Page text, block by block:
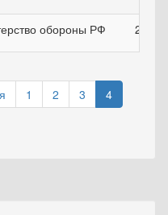
обороны РФ
1 2 3 4